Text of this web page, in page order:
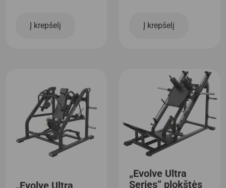
Į krepšelį Į krepšelį
„Evolve Ultra
„Evolve Ultra
Series” plokštės